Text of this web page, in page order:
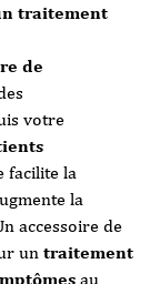
traitement
de
votre
facilite la
la
accessoire de
un traitement
au